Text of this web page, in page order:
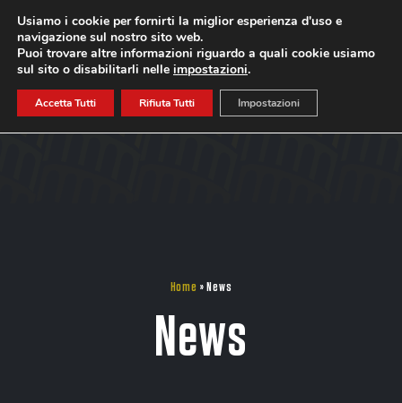
Home » News
News
Usiamo i cookie per fornirti la miglior esperienza d'uso e
navigazione sul nostro sito web.
Puoi trovare altre informazioni riguardo a quali cookie usiamo
sul sito o disabilitarli nelle impostazioni.
Accetta Tutti Rifiuta Tutti Impostazioni